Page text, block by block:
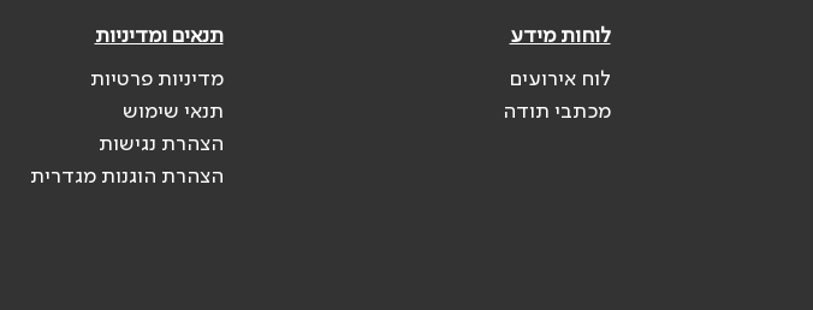
לוחות מידע
לוח אירועים
מכתבי תודה
תנאים ומדיניות
מדיניות פרטיות
תנאי שימוש
הצהרת נגישות
הצהרת הוגנות מגדרית